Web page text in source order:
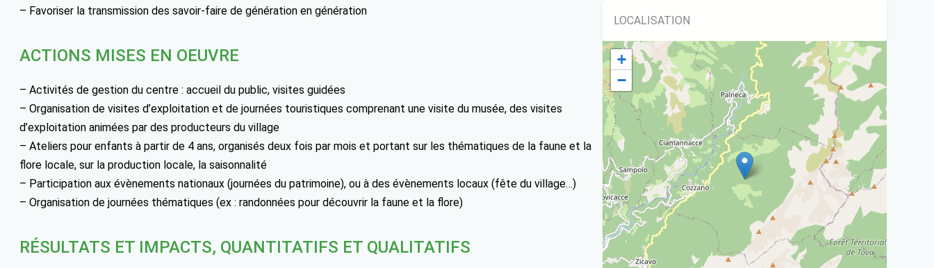
– Favoriser la transmission des savoir-faire de génération en génération
ACTIONS MISES EN OEUVRE
– Activités de gestion du centre : accueil du public, visites guidées
– Organisation de visites d’exploitation et de journées touristiques comprenant une visite du musée, des visites
d’exploitation animées par des producteurs du village
– Ateliers pour enfants à partir de 4 ans, organisés deux fois par mois et portant sur les thématiques de la faune et la
flore locale, sur la production locale, la saisonnalité
– Participation aux évènements nationaux (journées du patrimoine), ou à des évènements locaux (fête du village…)
– Organisation de journées thématiques (ex : randonnées pour découvrir la faune et la flore)
RÉSULTATS ET IMPACTS, QUANTITATIFS ET QUALITATIFS
LOCALISATION
+
−